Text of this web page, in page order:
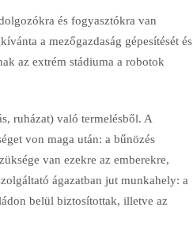
és fogyasztókra van
a mezőgazdaság gépesítését és
az extrém stádiuma a robotok
ruházat) való termelésből. A
von maga után: a bűnözés
van ezekre az emberekre,
ágazatban jut munkahely: a
belül biztosítottak, illetve az